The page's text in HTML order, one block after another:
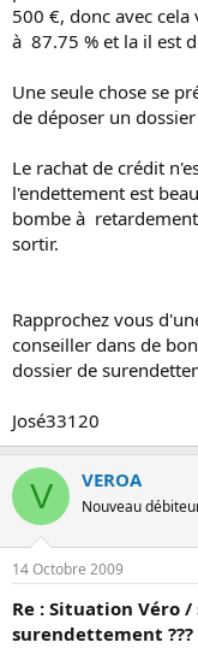
500 €, donc avec
à 87.75 % et la il est
Une seule chose se
de déposer un
Le rachat de crédit
l'endettement est
bombe à
sortir.
Rapprochez vous
conseiller dans de
dossier de
José33120
V VEROA
Nouveau
14 Octobre 2009
Re : Situation Véro
surendettement ???